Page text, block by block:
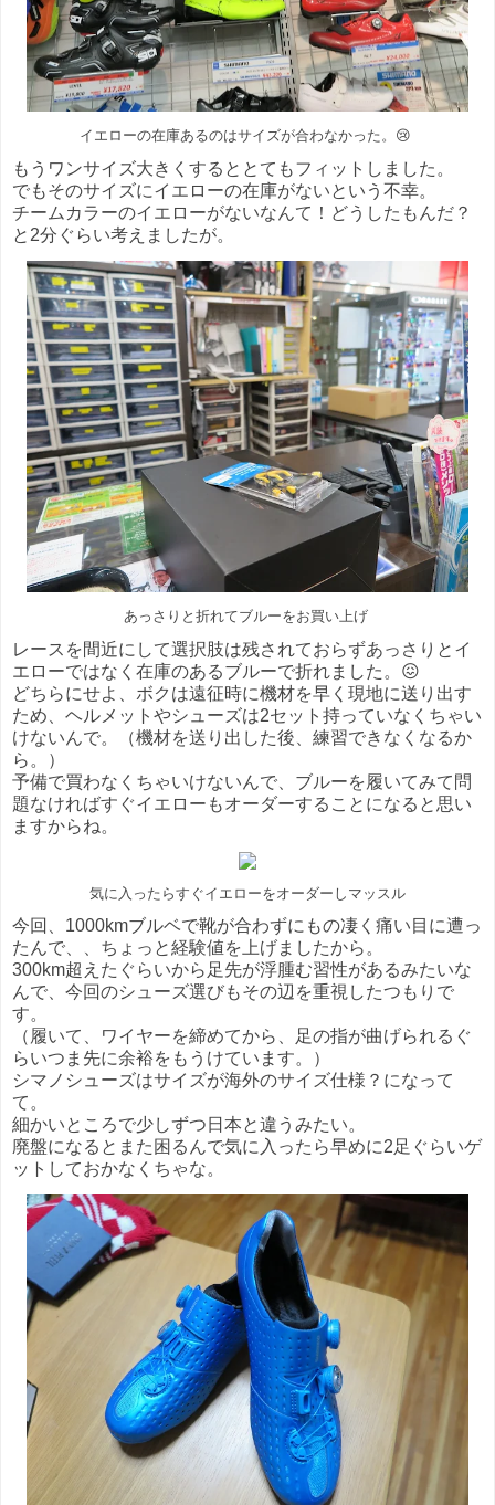
イエローの在庫あるのはサイズが合わなかった。😢
もうワンサイズ大きくするととてもフィットしました。
でもそのサイズにイエローの在庫がないという不幸。
チームカラーのイエローがないなんて！どうしたもんだ？
と2分ぐらい考えましたが。
あっさりと折れてブルーをお買い上げ
レースを間近にして選択肢は残されておらずあっさりとイ
エローではなく在庫のあるブルーで折れました。😖
どちらにせよ、ボクは遠征時に機材を早く現地に送り出す
ため、ヘルメットやシューズは2セット持っていなくちゃい
けないんで。（機材を送り出した後、練習できなくなるか
ら。）
予備で買わなくちゃいけないんで、ブルーを履いてみて問
題なければすぐイエローもオーダーすることになると思い
ますからね。
気に入ったらすぐイエローをオーダーしマッスル
今回、1000kmブルベで靴が合わずにもの凄く痛い目に遭っ
たんで、、ちょっと経験値を上げましたから。
300km超えたぐらいから足先が浮腫む習性があるみたいな
んで、今回のシューズ選びもその辺を重視したつもりで
す。
（履いて、ワイヤーを締めてから、足の指が曲げられるぐ
らいつま先に余裕をもうけています。）
シマノシューズはサイズが海外のサイズ仕様？になって
て。
細かいところで少しずつ日本と違うみたい。
廃盤になるとまた困るんで気に入ったら早めに2足ぐらいゲ
ットしておかなくちゃな。